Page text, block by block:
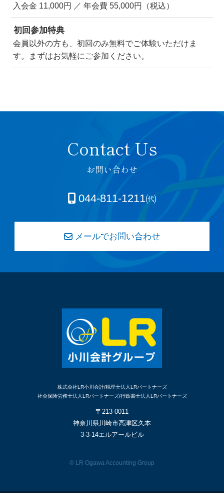
入会金 11,000円 ／ 年会費 55,000円（税込）
初回参加特典
会員以外の方も、初回のみ無料でご体験いただけま
す。まずはお気軽にご参加ください。
お問い合わせ
044-811-1211㈹
メールでお問い合わせ
株式会社LR小川会計/税理士法人LRパートナーズ
社会保険労務士法人LRパートナーズ/行政書士法人LRパートナーズ
〒213-0011
神奈川県川崎市高津区久本
3-3-14エルアールビル
© LR Ogawa Accounting Group